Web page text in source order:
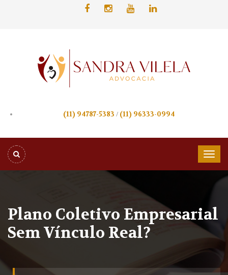
(11) 94787-5383 / (11) 96333-0994
Plano Coletivo Empresarial
Sem Vínculo Real?